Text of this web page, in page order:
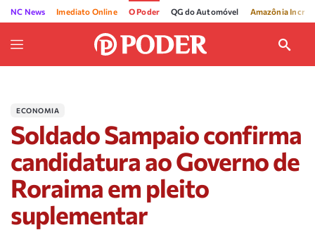
NC News Imediato Online O Poder QG do Automóvel Amazônia
ECONOMIA
Soldado Sampaio confirma
candidatura ao Governo de
Roraima em pleito
suplementar